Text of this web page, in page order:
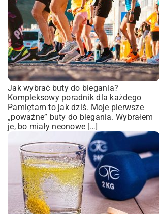
Jak wybrać buty do biegania?
Kompleksowy poradnik dla każdego
Pamiętam to jak dziś. Moje pierwsze
„poważne” buty do biegania. Wybrałem
je, bo miały neonowe […]